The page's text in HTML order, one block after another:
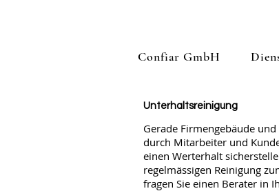
Confiar GmbH
Unterhaltsreinigung
Gerade Firmengebäude
durch Mitarbeiter und
einen Werterhalt
regelmässigen Reinigung
fragen Sie einen Berater in